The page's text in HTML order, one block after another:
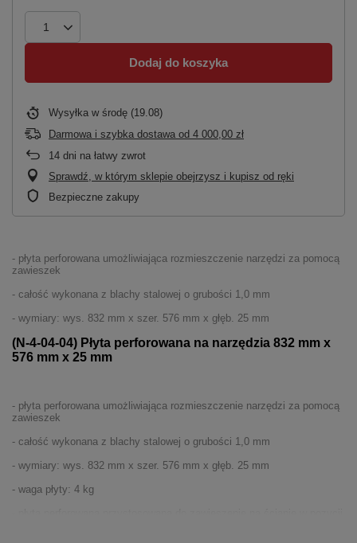
Dodaj do koszyka
Wysyłka w środę (19.08)
Darmowa i szybka dostawa od 4 000,00 zł
14 dni na łatwy zwrot
Sprawdź, w którym sklepie obejrzysz i kupisz od ręki
Bezpieczne zakupy
- płyta perforowana umożliwiająca rozmieszczenie narzędzi za pomocą
zawieszek
- całość wykonana z blachy stalowej o grubości 1,0 mm
- wymiary: wys. 832 mm x szer. 576 mm x głęb. 25 mm
(N-4-04-04) Płyta perforowana na narzędzia 832 mm x
576 mm x 25 mm
- płyta perforowana umożliwiająca rozmieszczenie narzędzi za pomocą
zawieszek
- całość wykonana z blachy stalowej o grubości 1,0 mm
- wymiary: wys. 832 mm x szer. 576 mm x głęb. 25 mm
- waga płyty: 4 kg